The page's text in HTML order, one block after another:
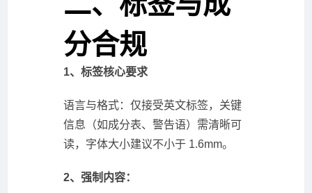
分合规
1、标签核心要求
语言与格式：仅接受英文标签，关键
信息（如成分表、警告语）需清晰可
读，字体大小建议不小于 1.6mm。
2、强制内容：